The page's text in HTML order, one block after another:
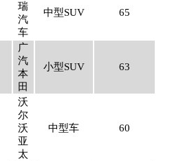
瑞
汽
车
中型SUV 65
广
汽
本
田
小型SUV 63
沃
尔
沃
亚
太
中型车 60